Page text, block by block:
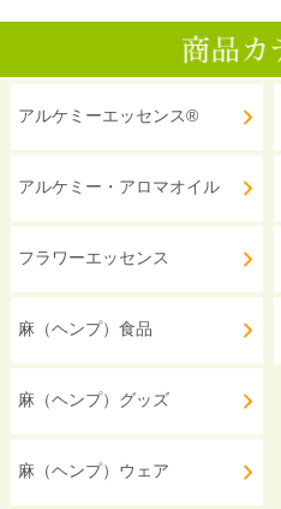
アルケミーエッセンス®
アルケミー・アロマオイル
フラワーエッセンス
麻（ヘンプ）食品
麻（ヘンプ）グッズ
麻（ヘンプ）ウェア